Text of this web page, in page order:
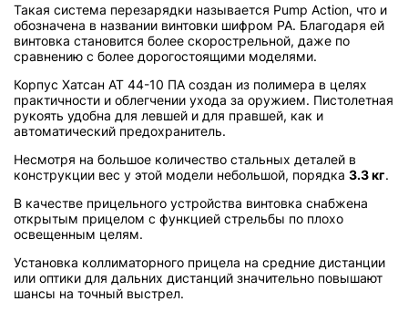
Такая система перезарядки называется Pump Action, что и
обозначена в названии винтовки шифром PA. Благодаря ей
винтовка становится более скорострельной, даже по
сравнению с более дорогостоящими моделями.
Корпус Хатсан АТ 44-10 ПА создан из полимера в целях
практичности и облегчении ухода за оружием. Пистолетная
рукоять удобна для левшей и для правшей, как и
автоматический предохранитель.
Несмотря на большое количество стальных деталей в
конструкции вес у этой модели небольшой, порядка 3.3 кг.
В качестве прицельного устройства винтовка снабжена
открытым прицелом с функцией стрельбы по плохо
освещенным целям.
Установка коллиматорного прицела на средние дистанции
или оптики для дальних дистанций значительно повышают
шансы на точный выстрел.